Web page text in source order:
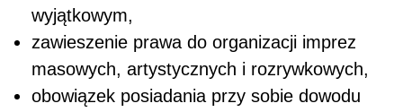
wyjątkowym,
zawieszenie prawa do organizacji imprez
masowych, artystycznych i rozrywkowych,
obowiązek posiadania przy sobie dowodu